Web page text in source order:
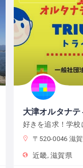
〒520-0046 滋賀県大津市
近畿 滋賀県